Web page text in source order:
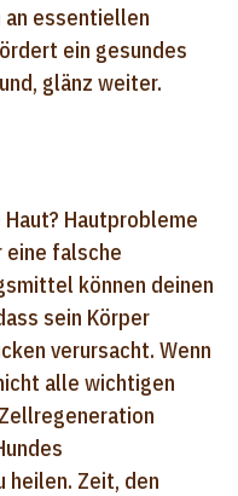
an essentiellen
ein gesundes
glänz weiter.
Hautprobleme
eine falsche
können deinen
sein Körper
verursacht. Wenn
alle wichtigen
heilen. Zeit, den